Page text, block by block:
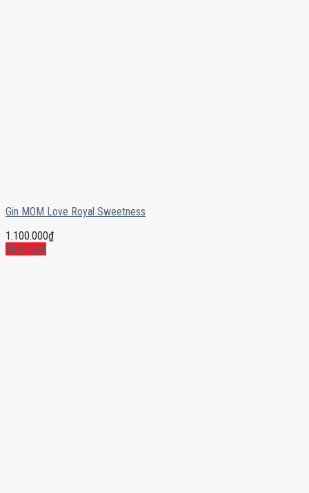
Gin MOM Love Royal Sweetness
1.100.000₫
Mua ngay